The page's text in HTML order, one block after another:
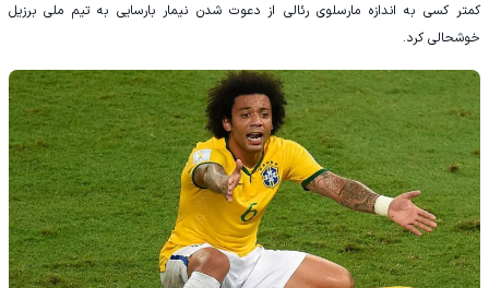
کمتر کسی به اندازه مارسلوی رئالی از دعوت شدن نیمار بارسایی به تیم ملی برزیل
خوشحالی کرد.